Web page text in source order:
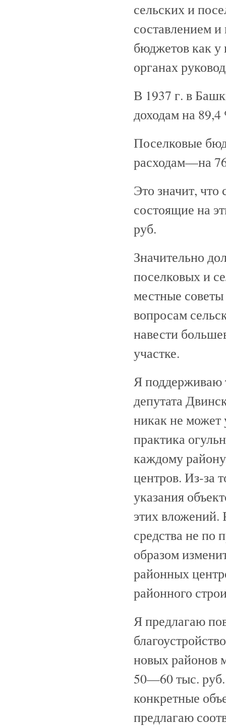
сельских и
составлением
бюджетов как у
органах
В 1937 г. в
доходам на
Поселковые
расходам—на
Это значит,
состоящие на
руб.
Значительно
поселковых и
местные
вопросам
навести
участке.
Я поддерживаю
депутата
никак не может
практика
каждому
центров. Из-за
указания
этих вложений.
средства не по
образом
районных
районного
Я предлагаю
новых районов
50—60 тыс. руб.
конкретные
предлагаю